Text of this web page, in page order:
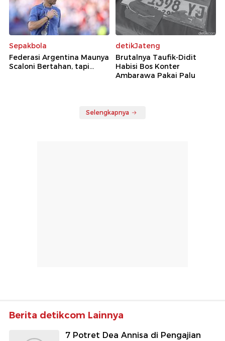
Sepakbola
Federasi Argentina Maunya
Scaloni Bertahan, tapi...
detikJateng
Brutalnya Taufik-Didit
Habisi Bos Konter
Ambarawa Pakai Palu
Selengkapnya
Berita detikcom Lainnya
7 Potret Dea Annisa di Pengajian